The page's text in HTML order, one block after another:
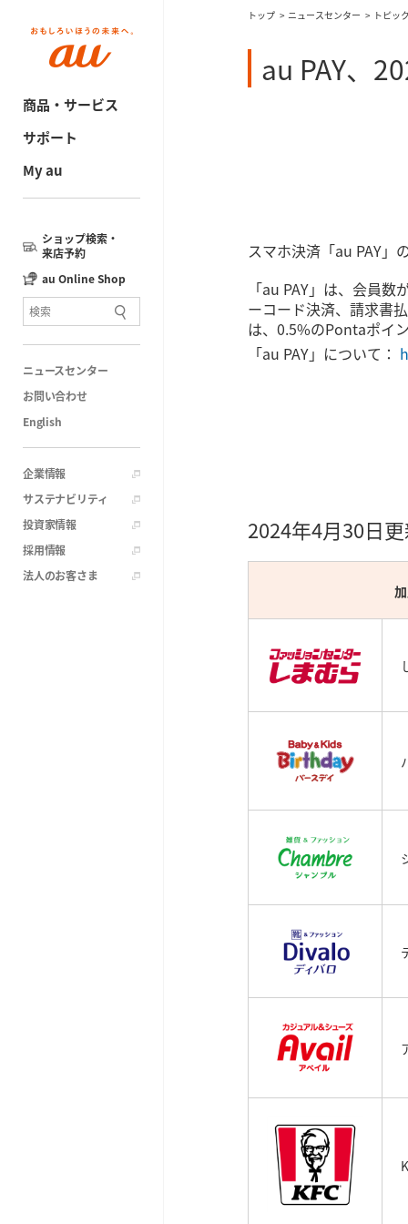
商品・サービス
サポート
My au
ショップ検索・
来店予約
au Online Shop
ニュースセンター
お問い合わせ
English
企業情報
サステナビリティ
投資家情報
採用情報
法人のお客さま
トップ ニュースセンター トピッ
au PAY、
スマホ決済「au PAY」
「au PAY」は、会員
ーコード決済、請求書
は、0.5%のPontaポイ
「au PAY」について：
2024年4月30日